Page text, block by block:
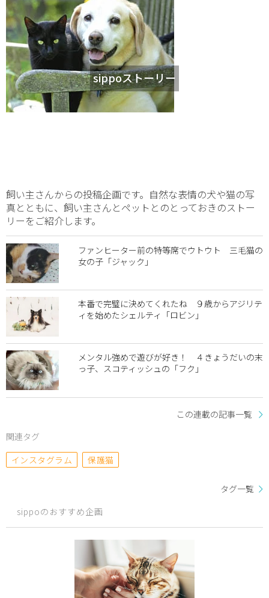
sippoストーリー
飼い主さんからの投稿企画です。自然な表情の犬や猫の写
真とともに、飼い主さんとペットとのとっておきのストー
リーをご紹介します。
ファンヒーター前の特等席でウトウト 三毛猫の
女の子「ジャック」
本番で完璧に決めてくれたね ９歳からアジリテ
ィを始めたシェルティ「ロビン」
メンタル強めで遊びが好き！ ４きょうだいの末
っ子、スコティッシュの「フク」
この連載の記事一覧
関連タグ
インスタグラム
保護猫
タグ一覧
sippoのおすすめ企画